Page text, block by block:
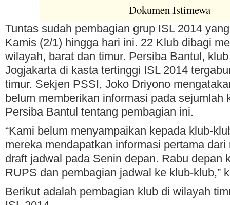
Dokumen Istimewa
Tuntas sudah pembagian grup ISL 2014
Kamis (2/1) hingga hari ini. 22 Klub dibagi
wilayah, barat dan timur. Persiba Bantul,
Jogjakarta di kasta tertinggi ISL 2014
timur. Sekjen PSSI, Joko Driyono
belum memberikan informasi pada sejumlah
Persiba Bantul tentang pembagian ini.
“Kami belum menyampaikan kepada klub-
mereka mendapatkan informasi pertama
draft jadwal pada Senin depan. Rabu depan
RUPS dan pembagian jadwal ke klub-klub,”
Berikut adalah pembagian klub di wilayah